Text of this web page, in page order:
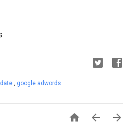
, google adwords
  